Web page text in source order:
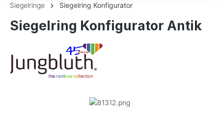
Siegelringe Siegelring Konfigurator
Siegelring Konfigurator Antik
Bildergalerie überspringen